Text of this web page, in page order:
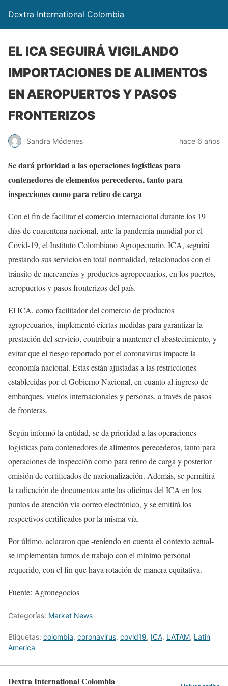
Dextra International Colombia
EL ICA SEGUIRÁ VIGILANDO
IMPORTACIONES DE ALIMENTOS
EN AEROPUERTOS Y PASOS
FRONTERIZOS
Sandra Módenes hace 6 años
Se dará prioridad a las operaciones logísticas para
contenedores de elementos perecederos, tanto para
inspecciones como para retiro de carga
Con el fin de facilitar el comercio internacional durante los 19
días de cuarentena nacional, ante la pandemia mundial por el
Covid-19, el Instituto Colombiano Agropecuario, ICA, seguirá
prestando sus servicios en total normalidad, relacionados con el
tránsito de mercancías y productos agropecuarios, en los puertos,
aeropuertos y pasos fronterizos del país.
El ICA, como facilitador del comercio de productos
agropecuarios, implementó ciertas medidas para garantizar la
prestación del servicio, contribuir a mantener el abastecimiento, y
evitar que el riesgo reportado por el coronavirus impacte la
economía nacional. Estas están ajustadas a las restricciones
establecidas por el Gobierno Nacional, en cuanto al ingreso de
embarques, vuelos internacionales y personas, a través de pasos
de fronteras.
Según informó la entidad, se da prioridad a las operaciones
logísticas para contenedores de alimentos perecederos, tanto para
operaciones de inspección como para retiro de carga y posterior
emisión de certificados de nacionalización. Además, se permitirá
la radicación de documentos ante las oficinas del ICA en los
puntos de atención vía correo electrónico, y se emitirá los
respectivos certificados por la misma vía.
Por último, aclararon que -teniendo en cuenta el contexto actual-
se implementan turnos de trabajo con el mínimo personal
requerido, con el fin que haya rotación de manera equitativa.
Fuente: Agronegocios
Categorías: Market News
Etiquetas: colombia, coronavirus, covid19, ICA, LATAM, Latin
America
Dextra International Colombia